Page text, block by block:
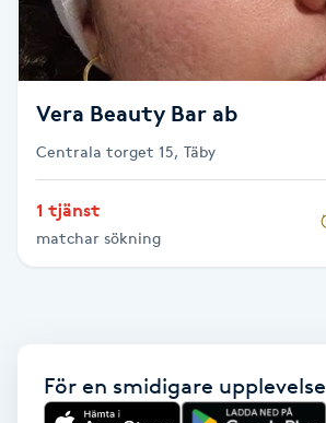
Barnklippning
Blowout
Bottenfärg
Brynplockning
Vera Beauty Bar ab
Centrala torget 15, Täby
1 tjänst
matchar sökning
För en smidigare upplevelse